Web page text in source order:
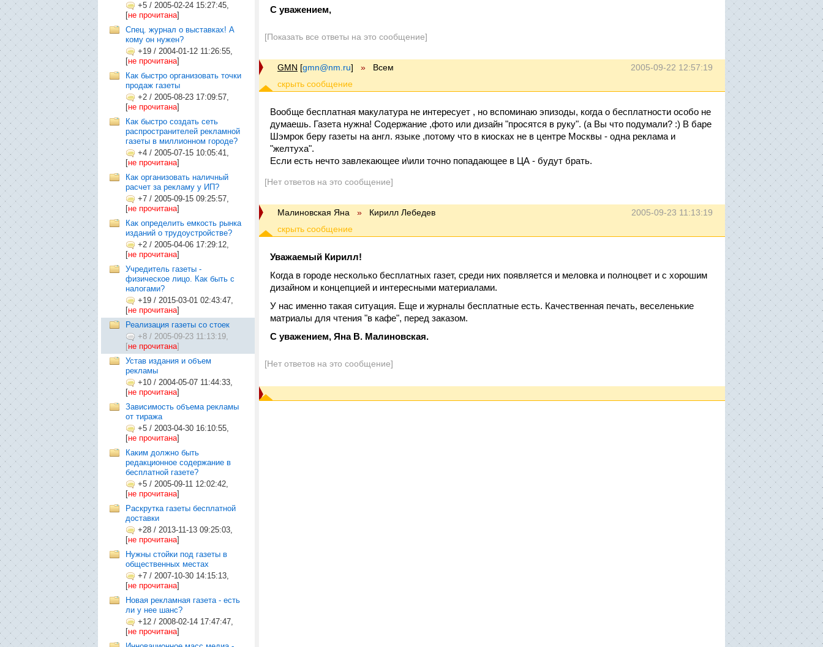
+5 / 2005-02-24 15:27:45,
[не прочитана]
Спец. журнал о выставках! А
кому он нужен?
+19 / 2004-01-12 11:26:55,
[не прочитана]
Как быстро организовать точки
продаж газеты
+2 / 2005-08-23 17:09:57,
[не прочитана]
Как быстро создать сеть
распространителей рекламной
газеты в миллионном городе?
+4 / 2005-07-15 10:05:41,
[не прочитана]
Как организовать наличный
расчет за рекламу у ИП?
+7 / 2005-09-15 09:25:57,
[не прочитана]
Как определить емкость рынка
изданий о трудоустройстве?
+2 / 2005-04-06 17:29:12,
[не прочитана]
Учредитель газеты -
физическое лицо. Как быть с
налогами?
+19 / 2015-03-01 02:43:47,
[не прочитана]
Реализация газеты со стоек
+8 / 2005-09-23 11:13:19,
[не прочитана]
Устав издания и объем
рекламы
+10 / 2004-05-07 11:44:33,
[не прочитана]
Зависимость объема рекламы
от тиража
+5 / 2003-04-30 16:10:55,
[не прочитана]
Каким должно быть
редакционное содержание в
бесплатной газете?
+5 / 2005-09-11 12:02:42,
[не прочитана]
Раскрутка газеты бесплатной
доставки
+28 / 2013-11-13 09:25:03,
[не прочитана]
Нужны стойки под газеты в
общественных местах
+7 / 2007-10-30 14:15:13,
[не прочитана]
Новая рекламная газета - есть
ли у нее шанс?
+12 / 2008-02-14 17:47:47,
[не прочитана]
С уважением,
[Показать все ответы на это сообщение]
2005-09-22 12:57:19
GMN [gmn@nm.ru] » Всем
Вообще бесплатная макулатура не интересует , но вспоминаю эпизоды, когда о бесплатности особо не
думаешь. Газета нужна! Содержание ,фото или дизайн "просятся в руку". (а Вы что подумали? :) В баре
Шэмрок беру газеты на англ. языке ,потому что в киосках не в центре Москвы - одна реклама и
"желтуха".
Если есть нечто завлекающее и\или точно попадающее в ЦА - будут брать.
[Нет ответов на это сообщение]
2005-09-23 11:13:19
Малиновская Яна » Кирилл Лебедев
Уважаемый Кирилл!
Когда в городе несколько бесплатных газет, среди них появляется и меловка и полноцвет и с хорошим
дизайном и концепцией и интересными материалами.
У нас именно такая ситуация. Еще и журналы бесплатные есть. Качественная печать, веселенькие
матриалы для чтения "в кафе", перед заказом.
С уважением, Яна В. Малиновская.
[Нет ответов на это сообщение]